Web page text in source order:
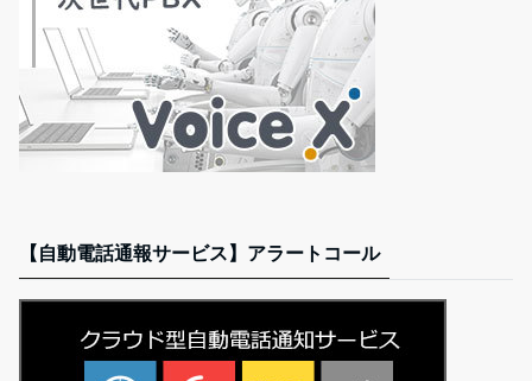
【自動電話通報サービス】アラートコール